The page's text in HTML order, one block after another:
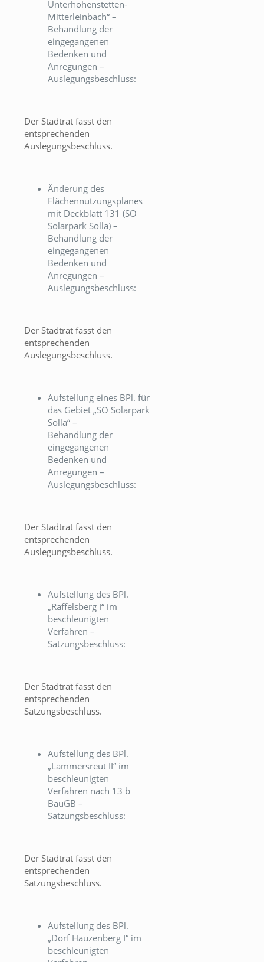
Unterhöhenstetten-
Mitterleinbach“ –
Behandlung der
eingegangenen
Bedenken und
Anregungen –
Auslegungsbeschluss:
Der Stadtrat fasst den
entsprechenden
Auslegungsbeschluss.
Änderung des
Flächennutzungsplanes
mit Deckblatt 131 (SO
Solarpark Solla) –
Behandlung der
eingegangenen
Bedenken und
Anregungen –
Auslegungsbeschluss:
Der Stadtrat fasst den
entsprechenden
Auslegungsbeschluss.
Aufstellung eines BPl. für
das Gebiet „SO Solarpark
Solla“ –
Behandlung der
eingegangenen
Bedenken und
Anregungen –
Auslegungsbeschluss:
Der Stadtrat fasst den
entsprechenden
Auslegungsbeschluss.
Aufstellung des BPl.
„Raffelsberg I“ im
beschleunigten
Verfahren –
Satzungsbeschluss:
Der Stadtrat fasst den
entsprechenden
Satzungsbeschluss.
Aufstellung des BPl.
„Lämmersreut II“ im
beschleunigten
Verfahren nach 13 b
BauGB –
Satzungsbeschluss:
Der Stadtrat fasst den
entsprechenden
Satzungsbeschluss.
Aufstellung des BPl.
„Dorf Hauzenberg I“ im
beschleunigten